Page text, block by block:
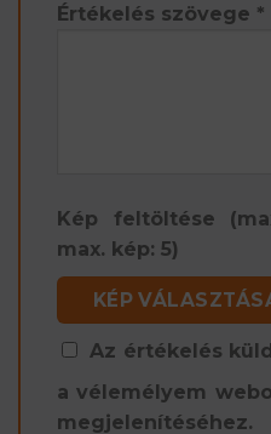
Értékelés szövege *
Kép feltöltése
max. kép: 5)
KÉP
Az értékelés
a vélemélyem
megjelenítéséhez.